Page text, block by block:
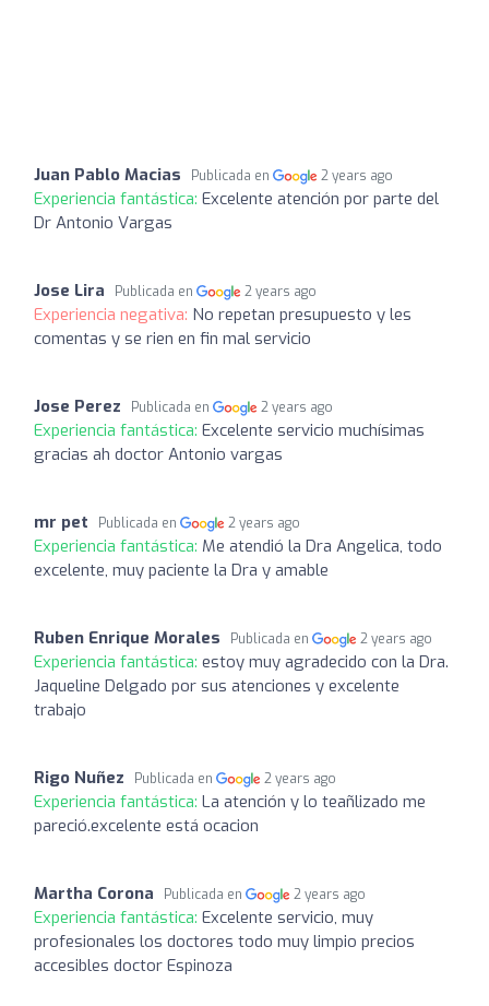
Juan Pablo Macias Publicada en 2 years ago
Experiencia fantástica: Excelente atención por parte del
Dr Antonio Vargas
Jose Lira Publicada en 2 years ago
Experiencia negativa: No repetan presupuesto y les
comentas y se rien en fin mal servicio
Jose Perez Publicada en 2 years ago
Experiencia fantástica: Excelente servicio muchísimas
gracias ah doctor Antonio vargas
mr pet Publicada en 2 years ago
Experiencia fantástica: Me atendió la Dra Angelica, todo
excelente, muy paciente la Dra y amable
Ruben Enrique Morales Publicada en 2 years ago
Experiencia fantástica: estoy muy agradecido con la Dra.
Jaqueline Delgado por sus atenciones y excelente
trabajo
Rigo Nuñez Publicada en 2 years ago
Experiencia fantástica: La atención y lo teañlizado me
pareció.excelente está ocacion
Martha Corona Publicada en 2 years ago
Experiencia fantástica: Excelente servicio, muy
profesionales los doctores todo muy limpio precios
accesibles doctor Espinoza